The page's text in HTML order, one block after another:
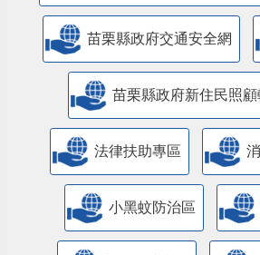
苗栗縣政府交通安全網
苗栗縣政府新住民照
法律扶助專區
小黑蚊防治區